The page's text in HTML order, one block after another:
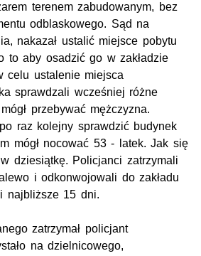
terenem zabudowanym, bez
odblaskowego. Sąd na
nakazał ustalić miejsce pobytu
to aby osadzić go w zakładzie
celu ustalenie miejsca
sprawdzali wcześniej różne
przebywać mężczyzna.
raz kolejny sprawdzić budynek
mógł nocować 53 - latek. Jak się
w dziesiątkę. Policjanci zatrzymali
i odkonwojowali do zakładu
najbliższe 15 dni.
zatrzymał policjant
na dzielnicowego,